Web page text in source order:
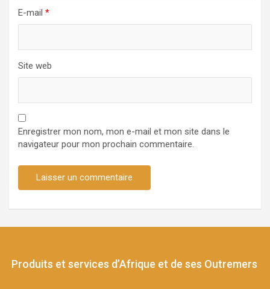
E-mail *
Site web
Enregistrer mon nom, mon e-mail et mon site dans le
navigateur pour mon prochain commentaire.
Produits et services d’Afrique et de ses Outremers